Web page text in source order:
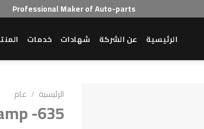
Professional Maker of Auto-parts
الرئيسية عن الشركة شهادات خدمات
الرئيسية / عام
-635